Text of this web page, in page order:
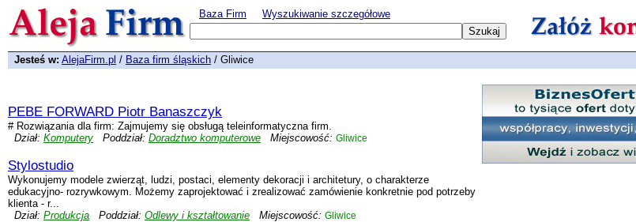
Baza Firm Wyszukiwanie szczegółowe
Jesteś w: AlejaFirm.pl / Baza firm śląskich / Gliwice
PEBE FORWARD Piotr Banaszczyk
# Rozwiązania dla firm: Zajmujemy się obsługą teleinformatyczna firm.
Dział: Komputery Poddział: Doradztwo komputerowe Miejscowość: Gliwice
Stylostudio
Wykonujemy modele zwierząt, ludzi, postaci, elementy dekoracji i architetury, o charakterze
edukacyjno- rozrywkowym. Możemy zaprojektować i zrealizować zamówienie konkretnie pod potrzeby
klienta - r...
Dział: Produkcja Poddział: Odlewy i kształtowanie Miejscowość: Gliwice